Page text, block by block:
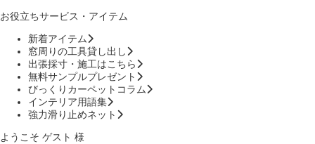
お役立ちサービス・アイテム
新着アイテム
窓周りの工具貸し出し
出張採寸・施工はこちら
無料サンプルプレゼント
びっくりカーペットコラム
インテリア用語集
強力滑り止めネット
ようこそ ゲスト 様